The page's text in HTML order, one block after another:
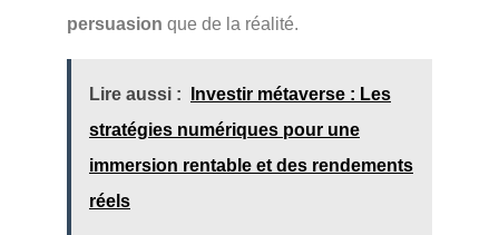
persuasion que de la réalité.
Lire aussi :
Investir métaverse : Les
stratégies numériques pour une
immersion rentable et des rendements
réels